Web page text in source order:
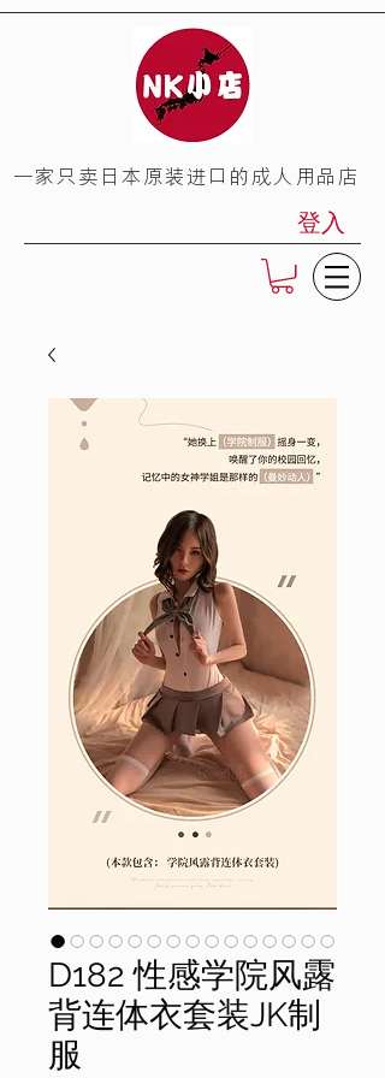
​一家只卖日本原装进口的成人用品店
登入
D182 性感学院风露
背连体衣套装JK制
服